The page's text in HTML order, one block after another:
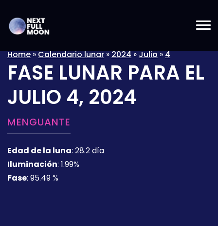
Home»Calendario lunar»2024»Julio»4
FASE LUNAR PARA EL
JULIO 4, 2024
MENGUANTE
Edad de la luna: 28.2 día
Iluminación: 1.99%
Fase: 95.49 %